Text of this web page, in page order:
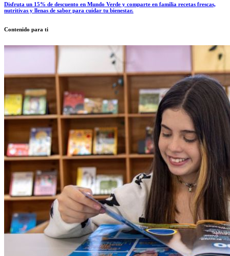
Disfruta un 15% de descuento en Mundo Verde y comparte en familia recetas frescas,
nutritivas y llenas de sabor para cuidar tu bienestar.
Contenido para ti